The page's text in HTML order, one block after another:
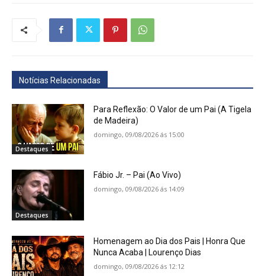
Notícias Relacionadas
Destaques
Para Reflexão: O Valor de um Pai (A Tigela
de Madeira)
domingo, 09/08/2026 ás 15:00
Destaques
Fábio Jr. – Pai (Ao Vivo)
domingo, 09/08/2026 ás 14:09
Homenagem ao Dia dos Pais | Honra Que
Nunca Acaba | Lourenço Dias
domingo, 09/08/2026 ás 12:12